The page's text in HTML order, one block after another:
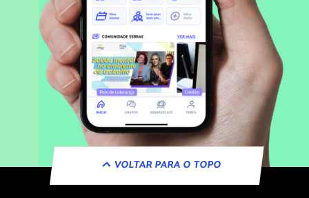
VOLTAR PARA O TOPO